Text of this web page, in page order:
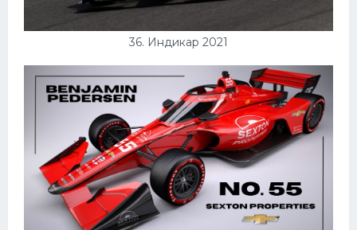
36. Индикар 2021